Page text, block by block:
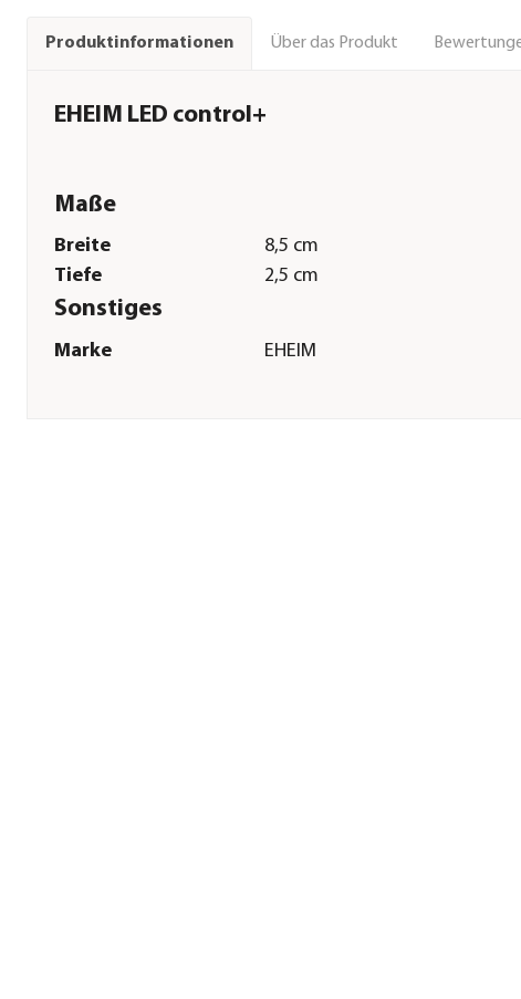
Produktinformationen Über das Produkt
EHEIM LED control+
Maße
Breite
8,5 cm
Tiefe
2,5 cm
Sonstiges
Marke EHEIM